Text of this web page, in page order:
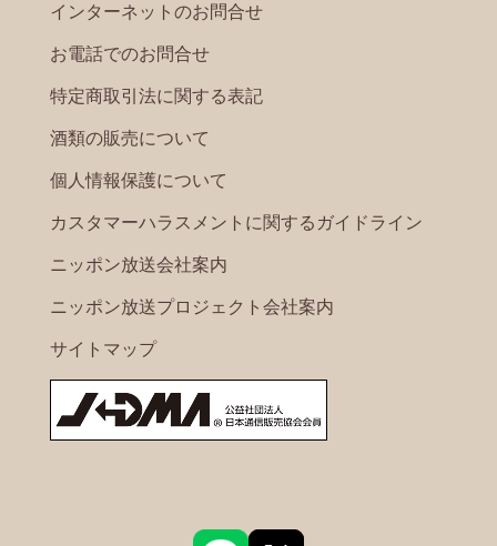
インターネットのお問合せ
お電話でのお問合せ
特定商取引法に関する表記
酒類の販売について
個人情報保護について
カスタマーハラスメントに関するガイドライン
ニッポン放送会社案内
ニッポン放送プロジェクト会社案内
サイトマップ